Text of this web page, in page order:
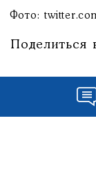
Фото:
Поделиться